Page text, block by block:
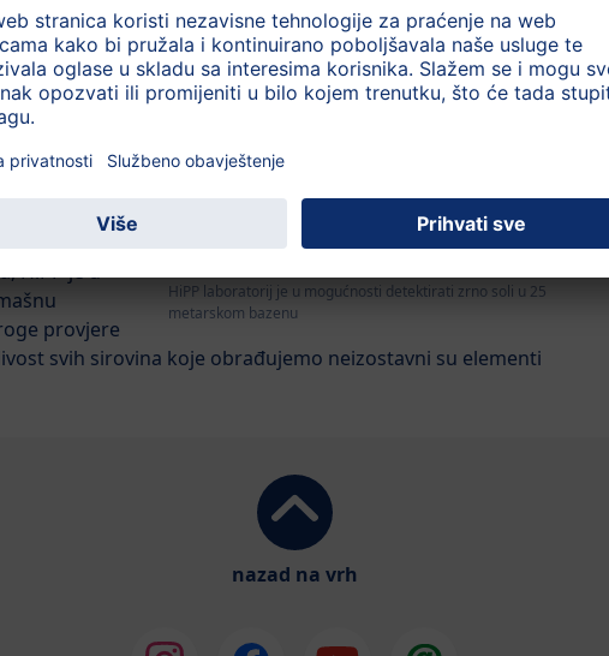
u Europi
HiPP laboratorij je u mogućnosti detektirati zrno soli u 25
metarskom bazenu
sastojaka i
u
od 1.200
HiPP je u
provjere
svih sirovina koje obrađujemo neizostavni su elementi
nazad na vrh